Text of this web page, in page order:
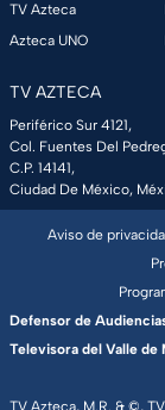
TV Azteca
Azteca UNO
TV AZTECA
Periférico Sur 4121,
Col. Fuentes Del
C.P. 14141,
Ciudad De México,
Aviso de
Defensor de
Televisora del Valle de